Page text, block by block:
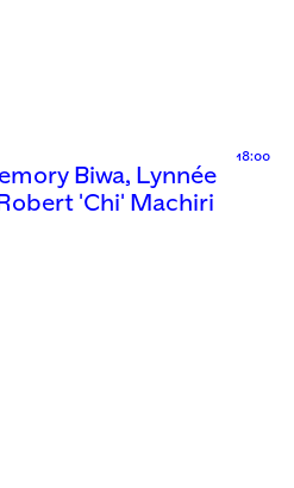
18:00
Biwa, Lynnée
'Chi' Machiri